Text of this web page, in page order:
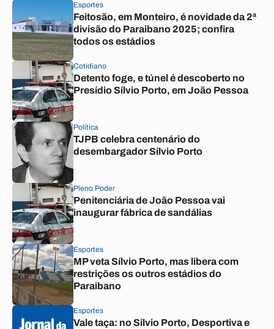
Esportes
Feitosão, em Monteiro, é novidade da 2ª
divisão do Paraibano 2025; confira
todos os estádios
Cotidiano
Detento foge, e túnel é descoberto no
Presídio Sílvio Porto, em João Pessoa
Política
TJPB celebra centenário do
desembargador Sílvio Porto
Pleno Poder
Penitenciária de João Pessoa vai
inaugurar fábrica de sandálias
Esportes
MP veta Sílvio Porto, mas libera com
restrições os outros estádios do
Paraibano
Esportes
Vale taça: no Sílvio Porto, Desportiva e